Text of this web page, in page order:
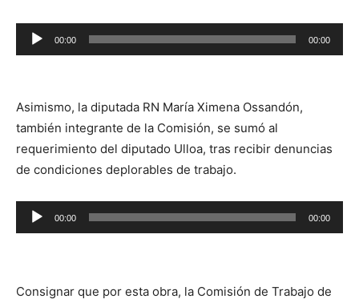
Reproductor
de
00:00 00:00
Asimismo, la diputada RN María Ximena Ossandón,
también integrante de la Comisión, se sumó al
requerimiento del diputado Ulloa, tras recibir denuncias
de condiciones deplorables de trabajo.
Reproductor
de
00:00 00:00
Consignar que por esta obra, la Comisión de Trabajo de